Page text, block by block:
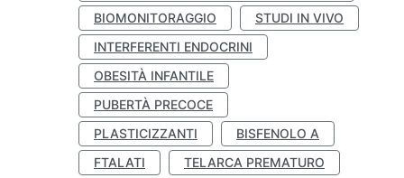
BIOMONITORAGGIO
STUDI IN VIVO
INTERFERENTI ENDOCRINI
OBESITÀ INFANTILE
PUBERTÀ PRECOCE
PLASTICIZZANTI
BISFENOLO A
FTALATI
TELARCA PREMATURO